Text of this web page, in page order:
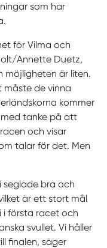
som har
för Vilma och
Annette Duetz,
möjligheten är liten.
måste de vinna
kommer
tanke på att
och visar
talar för det. Men
seglade bra och
är ett stort mål
i första racet och
svullet. Vi håller
finalen, säger